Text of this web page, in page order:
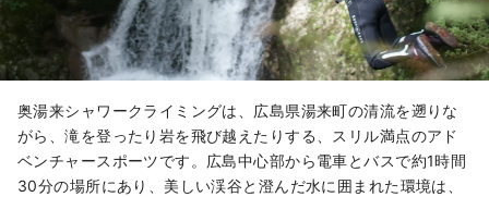
奥湯来シャワークライミングは、広島県湯来町の清流を遡りな
がら、滝を登ったり岩を飛び越えたりする、スリル満点のアド
ベンチャースポーツです。広島中心部から電車とバスで約1時間
30分の場所にあり、美しい渓谷と澄んだ水に囲まれた環境は、